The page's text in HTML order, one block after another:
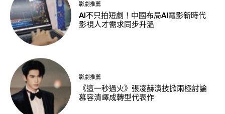
影劇推薦
AI不只拍短劇！中國布局AI電影新時代
影視人才需求同步升溫
影劇推薦
《這一秒過火》張凌赫演技掀兩極討論
慕容清嶧成轉型代表作